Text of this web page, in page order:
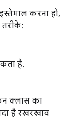
करना हो,
है.
क्लास का
है रखरखाव